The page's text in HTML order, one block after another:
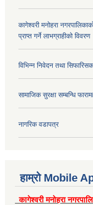
कागेश्वरी मनोहरा
प्राप्त गर्ने लाभग्राहीको विवरण
विभिन्न निवेदन तथा
सामाजिक सुरक्षा सम्बन्धि
नागरिक वडापत्र
हाम्रो Mobile
कागेश्वरी मनोहरा